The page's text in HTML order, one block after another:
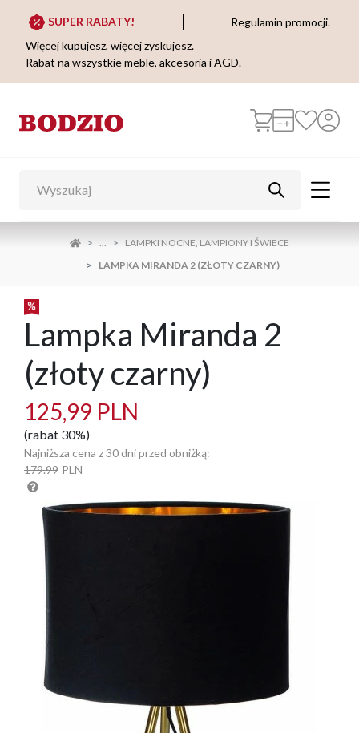
SUPER RABATY!
Regulamin promocji.
Więcej kupujesz, więcej zyskujesz.
Rabat na wszystkie meble, akcesoria i AGD.
...
LAMPKI NOCNE, LAMPIONY I ŚWIECE
LAMPKA MIRANDA 2 (ZŁOTY CZARNY)
Lampka Miranda 2
(złoty czarny)
125,99 PLN
(rabat 30%)
Najniższa cena z 30 dni przed obniżką:
179.99 PLN